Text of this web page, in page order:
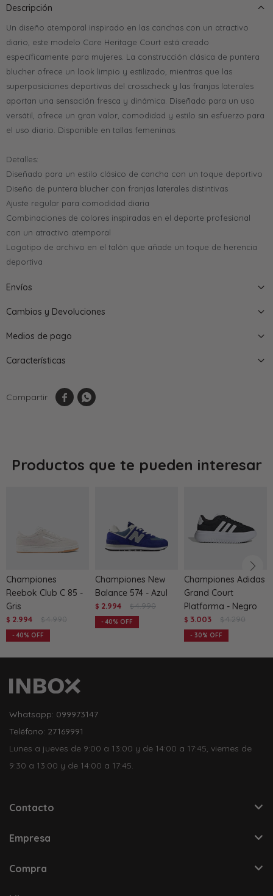
Descripción
Un diseño atemporal inspirado en las canchas con un atractivo
diario, este modelo Core Heritage Court está creado
específicamente para mujeres. La construcción clásica de puntera
blucher ofrece un look limpio y estilizado, mientras que las
superposiciones deportivas del crosscheck y las franjas laterales
aportan una sensación fresca y dinámica. Diseñado para un uso
versátil, ofrece un gran valor, comodidad y estilo sin esfuerzo para
el uso diario. Disponible en tallas femeninas.
Detalles:
Diseñado para un estilo clásico de cancha con un toque deportivo
Diseño de puntera blucher con franjas laterales distintivas
Ajuste regular para comodidad diaria
Combinaciones de colores inspiradas en el deporte profesional
con un atractivo atemporal
Logotipo de archivo en el talón que añade un toque de herencia
deportiva
Envíos
Cambios y Devoluciones
Medios de pago
Características
 
Productos que te pueden interesar
Championes
Reebok Club C 85 -
Gris
$ 2.994 $ 4.990
40
Championes New
Balance 574 - Azul
$ 2.994 $ 4.990
40
Championes Adidas
Grand Court
Platforma - Negro
$ 3.003 $ 4.290
30
Whatsapp: 099973147
Teléfono: 27169991
Lunes a jueves de 9:00 a 13:00 y de 14:00 a 17:45, viernes de
9:30 a 13:00 y de 14:00 a 17:45.
Contacto
Empresa
Compra